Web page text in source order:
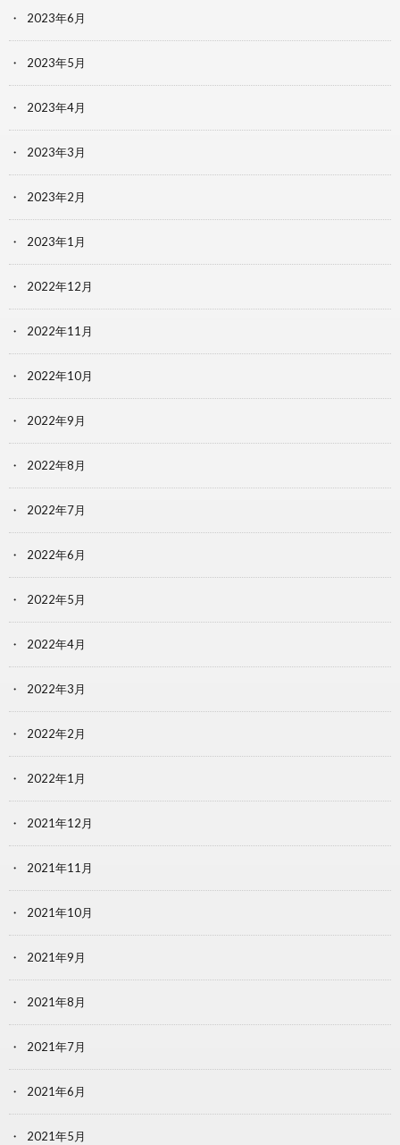
2023年6月
2023年5月
2023年4月
2023年3月
2023年2月
2023年1月
2022年12月
2022年11月
2022年10月
2022年9月
2022年8月
2022年7月
2022年6月
2022年5月
2022年4月
2022年3月
2022年2月
2022年1月
2021年12月
2021年11月
2021年10月
2021年9月
2021年8月
2021年7月
2021年6月
2021年5月